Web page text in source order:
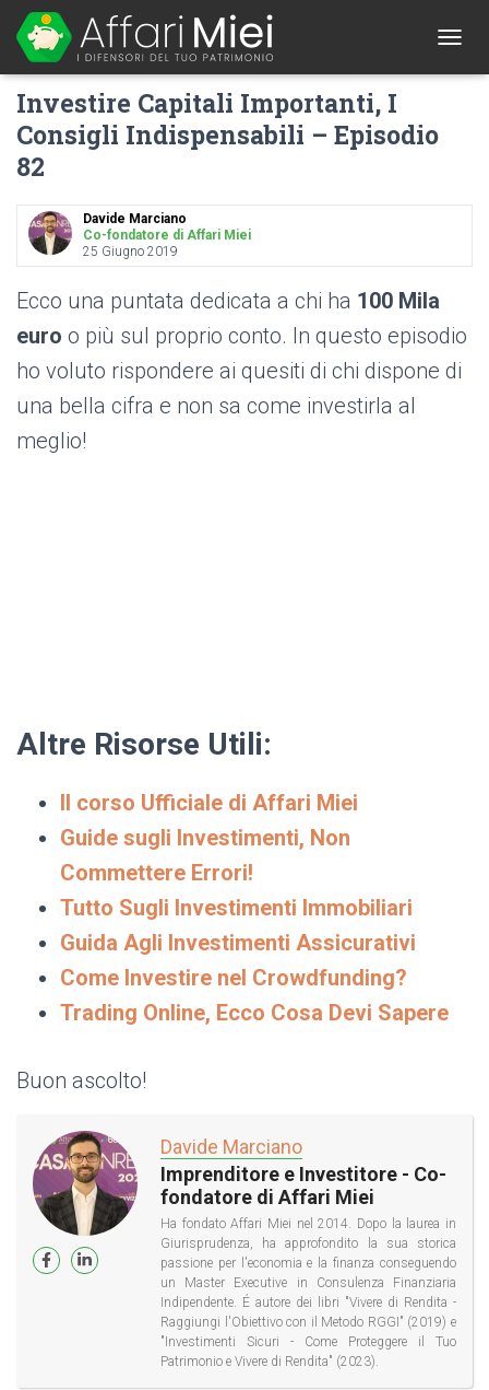
O
O
N
Investire Capitali Importanti, I
Consigli Indispensabili – Episodio
82
Davide Marciano
Co-fondatore di Affari Miei
25 Giugno 2019
Ecco una puntata dedicata a chi ha 100 Mila
euro o più sul proprio conto. In questo episodio
ho voluto rispondere ai quesiti di chi dispone di
una bella cifra e non sa come investirla al
meglio!
Altre Risorse Utili:
Il corso Ufficiale di Affari Miei
Guide sugli Investimenti, Non
Commettere Errori!
Tutto Sugli Investimenti Immobiliari
Guida Agli Investimenti Assicurativi
Come Investire nel Crowdfunding?
Trading Online, Ecco Cosa Devi Sapere
Buon ascolto!
Davide Marciano
Imprenditore e Investitore - Co-
fondatore di Affari Miei
Ha fondato Affari Miei nel 2014. Dopo la laurea in
Giurisprudenza, ha approfondito la sua storica
passione per l'economia e la finanza conseguendo
un Master Executive in Consulenza Finanziaria
Indipendente. É autore dei libri "Vivere di Rendita -
Raggiungi l'Obiettivo con il Metodo RGGI" (2019) e
"Investimenti Sicuri - Come Proteggere il Tuo
Patrimonio e Vivere di Rendita" (2023).